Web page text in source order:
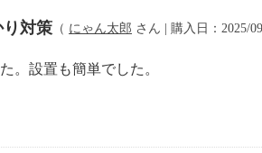
。
対策 （ にゃん太郎 さん | 購入日：2025/
。設置も簡単でした。